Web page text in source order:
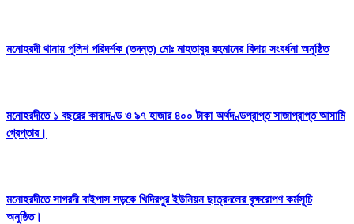
মনোহরদী থানায় পুলিশ পরিদর্শক (তদন্ত) মোঃ মাহতাবুর রহমানের বিদায় সংবর্ধনা অনুষ্ঠিত
মনোহরদীতে ১ বছরের কারাদণ্ড ও ৯৭ হাজার ৪০০ টাকা অর্থদণ্ডপ্রাপ্ত সাজাপ্রাপ্ত আসামি
গ্রেপ্তার।
মনোহরদীতে সাগরদী বাইপাস সড়কে খিদিরপুর ইউনিয়ন ছাত্রদলের বৃক্ষরোপণ কর্মসূচি
অনুষ্ঠিত।